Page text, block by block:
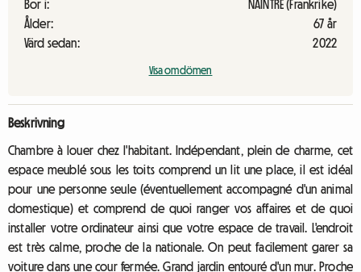
Bor i:
NAINTRE (Frankrike)
Ålder:
67 år
Värd sedan:
2022
Visa omdömen
Beskrivning
Chambre à louer chez l'habitant. Indépendant, plein de charme, cet
espace meublé sous les toits comprend un lit une place, il est idéal
pour une personne seule (éventuellement accompagné d'un animal
domestique) et comprend de quoi ranger vos affaires et de quoi
installer votre ordinateur ainsi que votre espace de travail. L'endroit
est très calme, proche de la nationale. On peut facilement garer sa
voiture dans une cour fermée. Grand jardin entouré d'un mur. Proche